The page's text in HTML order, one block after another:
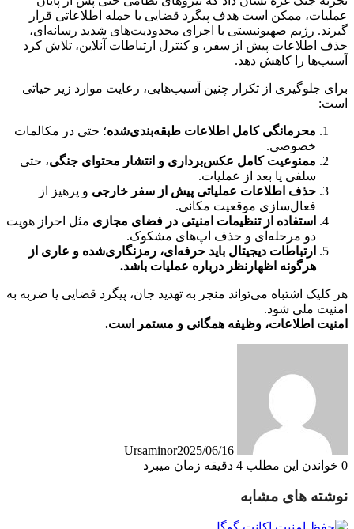
عملیات، ممکن است هدف پیگرد قضایی یا حمله اطلاعاتی قرار
گیرند. رژیم صهیونیستی با اجرای محدودیت‌های شدید رسانه‌ای،
حذف اطلاعات پیش از سفر، و کنترل ارتباطات آنلاین، تلاش کرد
آسیب‌ها را کاهش دهد.
برای جلوگیری از تکرار چنین آسیب‌هایی، رعایت موارد زیر حیاتی
است:
محرمانگی کامل اطلاعات طبقه‌بندی‌شده؛ حتی در مکالمات
خصوصی.
ممنوعیت کامل عکس‌برداری و انتشار محتوای جنگی، حتی
سلفی یا بعد از عملیات.
حذف اطلاعات عملیاتی پیش از سفر خارجی و پرهیز از
فعال‌سازی موقعیت مکانی.
استفاده از تنظیمات امنیتی در فضای مجازی مثل احراز هویت
دو مرحله‌ای و حذف اپ‌های مشکوک.
ارتباطات دیجیتال باید حرفه‌ای، رمزنگاری‌شده و عاری از
هرگونه اظهارنظر درباره عملیات باشد.
هر کلیک اشتباه می‌تواند منجر به تهدید جان، پیگرد قضایی یا ضربه به
امنیت ملی شود.
امنیت اطلاعات، وظیفه همگانی و مستمر است.
Ursaminor2025/06/16
0 خواندن این مطلب 4 دقیقه زمان میبرد
نوشته های مشابه